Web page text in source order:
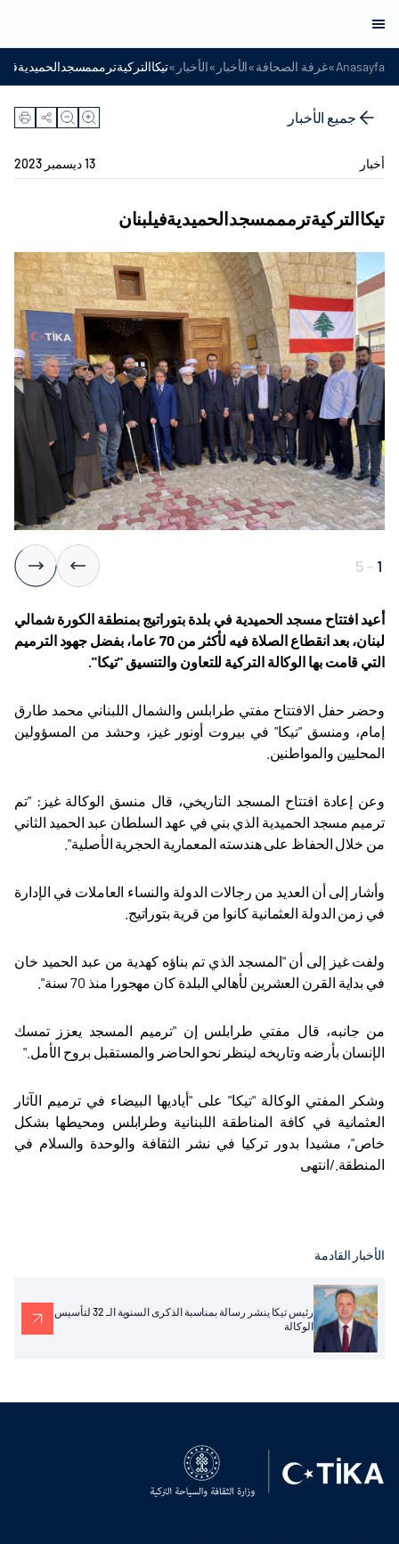
Anasayfa
»غرفة الصحافة»الأخبار »الأخبار »
جميع الأخبار
أخبار 13 ديسمبر 2023
تيكاالتركيةترمممسجدالحميديةفيلبنان
1
-
5
أعيد افتتاح مسجد الحميدية في بلدة بتوراتيج بمنطقة الكورة شمالي
لبنان، بعد انقطاع الصلاة فيه لأكثر من 70 عاما، بفضل جهود الترميم
التي قامت بها الوكالة التركية للتعاون والتنسيق "تيكا".
وحضر حفل الافتتاح مفتي طرابلس والشمال اللبناني محمد طارق
إمام، ومنسق "تيكا" في بيروت أونور غيز، وحشد من المسؤولين
المحليين والمواطنين
وعن إعادة افتتاح المسجد التاريخي، قال منسق الوكالة غيز: "تم
ترميم مسجد الحميدية الذي بني في عهد السلطان عبد الحميد الثاني
من خلال الحفاظ على هندسته المعمارية الحجرية الأصلية".
وأشار إلى أن العديد من رجالات الدولة والنساء العاملات في الإدارة
في زمن الدولة العثمانية كانوا من قرية بتوراتيج
ولفت غيز إلى أن "المسجد الذي تم بناؤه كهدية من عبد الحميد خان
في بداية القرن العشرين لأهالي البلدة كان مهجورا منذ 70 سنة".
من جانبه، قال مفتي طرابلس إن "ترميم المسجد يعزز تمسك
الإنسان بأرضه وتاريخه لينظر نحو الحاضر والمستقبل بروح الأمل ".
وشكر المفتي الوكالة "تيكا" على "أياديها البيضاء في ترميم الآثار
العثمانية في كافة المناطقة اللبنانية وطرابلس ومحيطها بشكل
خاص"، مشيدا بدور تركيا في نشر الثقافة والوحدة والسلام في
المنطقة /انتهى
الأخبار القادمة
رئيس تيكا ينشر رسالة بمناسبة الذكرى السنوية الـ 32 لتأسيس
الوكالة